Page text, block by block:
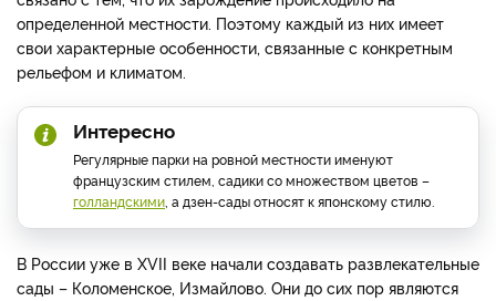
определенной местности. Поэтому каждый из них имеет
свои характерные особенности, связанные с конкретным
рельефом и климатом.
Интересно
Регулярные парки на ровной местности именуют
французским стилем, садики со множеством цветов –
голландскими , а дзен-сады относят к японскому стилю.
В России уже в XVII веке начали создавать развлекательные
сады – Коломенское, Измайлово. Они до сих пор являются